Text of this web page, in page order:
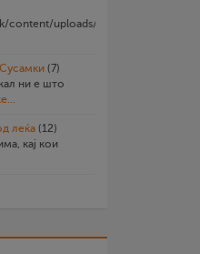
content/uploads/2026/07/
(7)
ни е што
леќа (12)
кај кои